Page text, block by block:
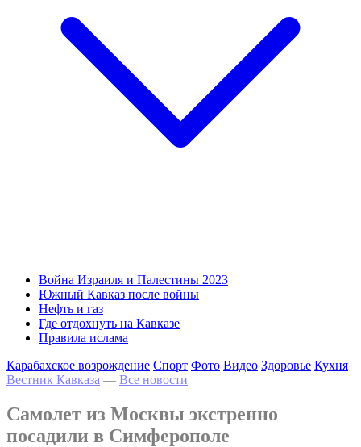
Война Израиля и Палестины 2023
Южный Кавказ после войны
Нефть и газ
Где отдохнуть на Кавказе
Правила ислама
Карабахское возрождение Спорт Фото Видео Здоровье Кухня
Вестник Кавказа — Все новости
Самолет из Москвы экстренно
посадили в Симферополе